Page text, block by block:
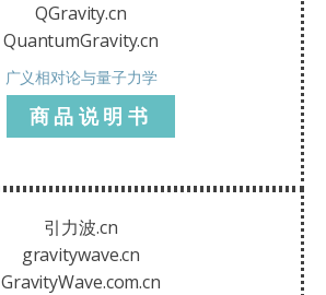
QGravity.cn
QuantumGravity.cn
广义相对论与量子力学
商品说明书
引力波.cn
gravitywave.cn
GravityWave.com.cn